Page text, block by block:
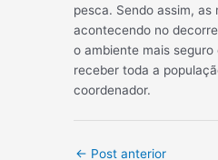
pesca. Sendo assim, as
acontecendo no
o ambiente mais seguro
receber toda a
coordenador.
Post
← Post anterior